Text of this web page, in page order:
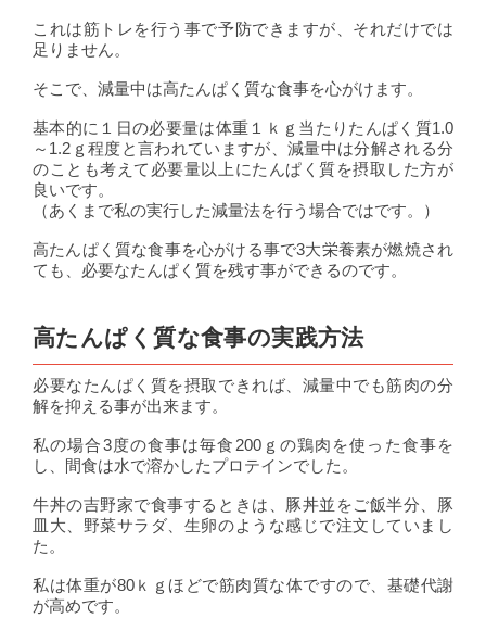
これは筋トレを行う事で予防できますが、それだけでは
足りません。
そこで、減量中は高たんぱく質な食事を心がけます。
基本的に１日の必要量は体重１ｋｇ当たりたんぱく質1.0
～1.2ｇ程度と言われていますが、減量中は分解される分
のことも考えて必要量以上にたんぱく質を摂取した方が
良いです。
（あくまで私の実行した減量法を行う場合ではです。）
高たんぱく質な食事を心がける事で3大栄養素が燃焼され
ても、必要なたんぱく質を残す事ができるのです。
高たんぱく質な食事の実践方法
必要なたんぱく質を摂取できれば、減量中でも筋肉の分
解を抑える事が出来ます。
私の場合3度の食事は毎食200ｇの鶏肉を使った食事を
し、間食は水で溶かしたプロテインでした。
牛丼の吉野家で食事するときは、豚丼並をご飯半分、豚
皿大、野菜サラダ、生卵のような感じで注文していまし
た。
私は体重が80ｋｇほどで筋肉質な体ですので、基礎代謝
が高めです。